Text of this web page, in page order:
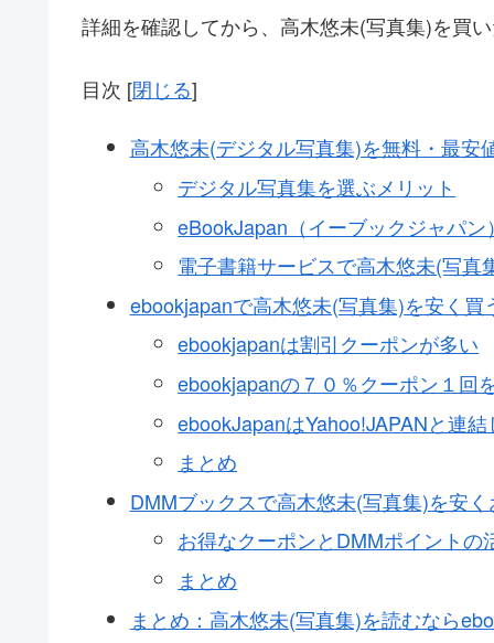
詳細を確認してから、高木悠未(写真集)を買
目次 [閉じる]
高木悠未(デジタル写真集)を無料・最安
デジタル写真集を選ぶメリット
eBookJapan（イーブックジャパ
電子書籍サービスで高木悠未(写真
ebookjapanで高木悠未(写真集)を安く買
ebookjapanは割引クーポンが多い
ebookjapanの７０％クーポン１回
ebookJapanはYahoo!JAPANと連
まとめ
DMMブックスで高木悠未(写真集)を安
お得なクーポンとDMMポイントの
まとめ
まとめ：高木悠未(写真集)を読むなら